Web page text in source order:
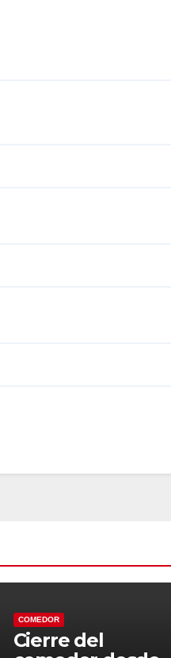
COMEDOR
Cierre del